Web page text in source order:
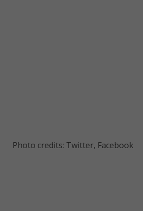
Photo credits: Twitter, Facebook